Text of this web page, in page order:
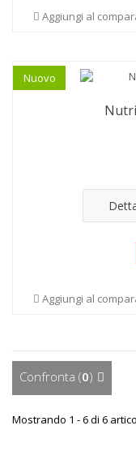
Aggiungi al
Nuovo
Aggiungi al
Confronta (0)
Mostrando 1 - 6 di 6